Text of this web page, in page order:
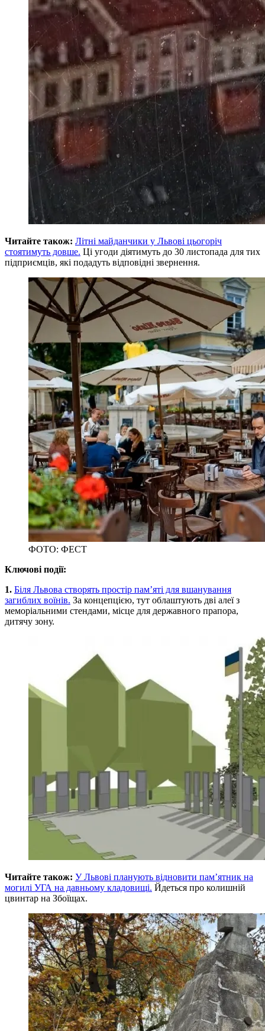
Читайте також: Літні майданчики у Львові цьогоріч
стоятимуть довше. Ці угоди діятимуть до 30 листопада для тих
підприємців, які подадуть відповідні звернення.
ФОТО: ФЕСТ
Ключові події:
1. Біля Львова створять простір пам’яті для вшанування
загиблих воїнів. За концепцією, тут облаштують дві алеї з
меморіальними стендами, місце для державного прапора,
дитячу зону.
Читайте також: У Львові планують відновити пам’ятник на
могилі УГА на давньому кладовищі. Йдеться про колишній
цвинтар на Збоїщах.